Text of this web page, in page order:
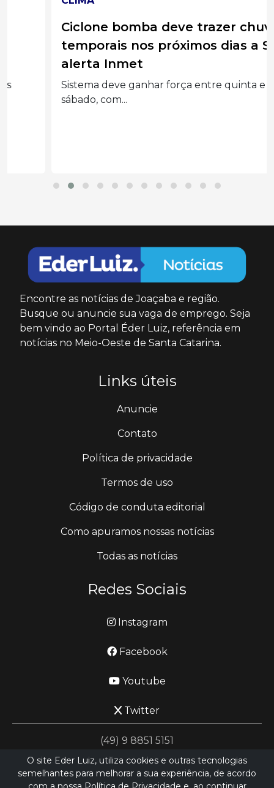
Ciclone bomba deve trazer chuva e
temporais nos próximos dias a SC,
alerta Inmet
Sistema deve ganhar força entre quinta e
sábado, com...
Encontre as notícias de Joaçaba e região.
Busque ou anuncie sua vaga de emprego. Seja
bem vindo ao Portal Éder Luiz, referência em
notícias no Meio-Oeste de Santa Catarina.
Links úteis
Anuncie
Contato
Política de privacidade
Termos de uso
Código de conduta editorial
Como apuramos nossas notícias
Todas as notícias
Redes Sociais
Instagram
Facebook
Youtube
Twitter
(49) 9 8851 5151
jornalismo@ederluiz.com.vc
O site Eder Luiz, utiliza cookies e outras tecnologias
semelhantes para melhorar a sua experiência, de acordo